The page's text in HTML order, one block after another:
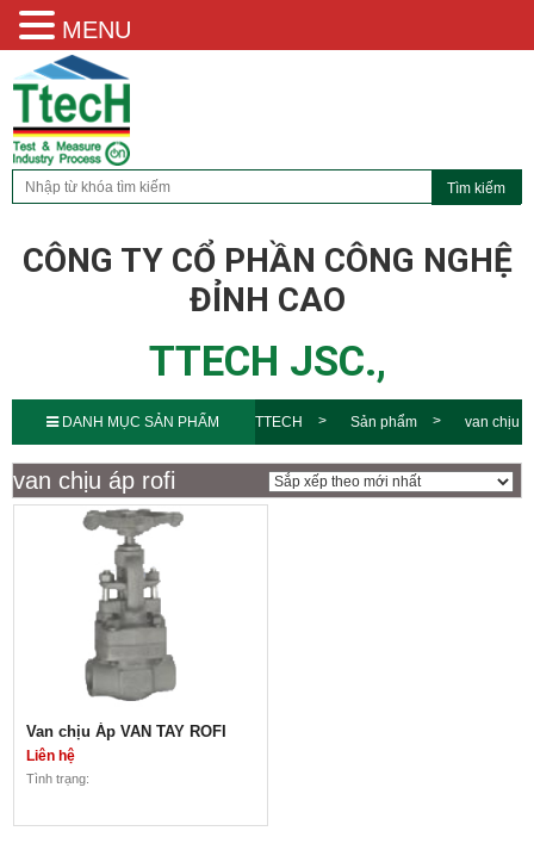
CÔNG TY CỔ PHẦN CÔNG NGHỆ
ĐỈNH CAO
TTECH JSC.,
DANH MỤC SẢN PHẨM TTECH Sản phẩm van chịu
áp rofi
van chịu áp rofi
Van chịu Áp VAN TAY ROFI
Liên hệ
Tình trạng:
MENU